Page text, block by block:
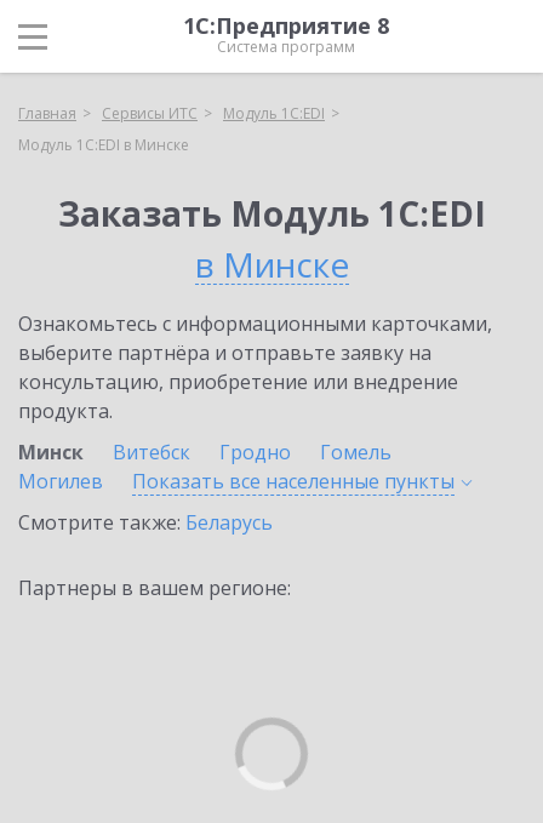
1С:Предприятие 8
Система программ
Главная Сервисы ИТС
Модуль 1C:EDI
Модуль 1C:EDI в Минске
Заказать Модуль 1C:EDI
в Минске
Ознакомьтесь с информационными карточками,
выберите партнёра и отправьте заявку на
консультацию, приобретение или внедрение
продукта.
Минск
Витебск Гродно
Гомель
Могилев
Показать все населенные пункты
Смотрите также: Беларусь
Партнеры в вашем регионе: